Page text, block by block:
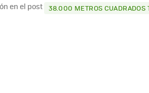
en el post 38.000 METROS CUADRADOS